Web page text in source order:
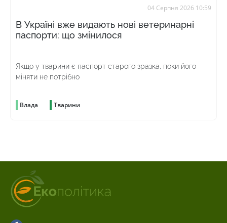
04 Серпня 2026 10:59
В Україні вже видають нові ветеринарні
паспорти: що змінилося
Якщо у тварини є паспорт старого зразка, поки його
міняти не потрібно
Влада Тварини